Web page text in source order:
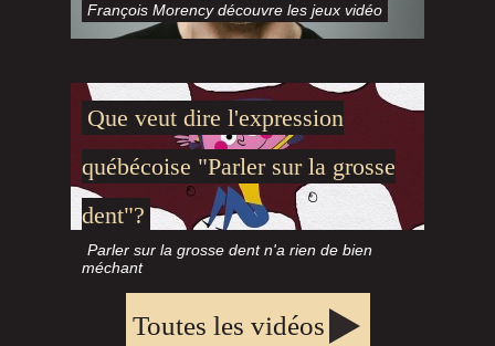
Apprenez les accents, les jurons et les
Initiez-vous auxexpressionset
originalités de la langue.
Ce site est réalisé de manière bénévole avec
pour objectifs de :
- Familiariser les francophones non-
canadiens à la "parlure" québécoise.
québécoises au delà des frontières
François Morency découvre les jeux vidéo
Que veut dire l'expression
québécoise "Parler sur la grosse
dent"?
Parler sur la grosse dent n'a rien de bien
méchant
Toutes les vidéos